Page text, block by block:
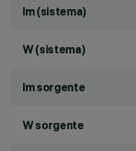
lm (sistema)
W (sistema)
lm sorgente
W sorgente